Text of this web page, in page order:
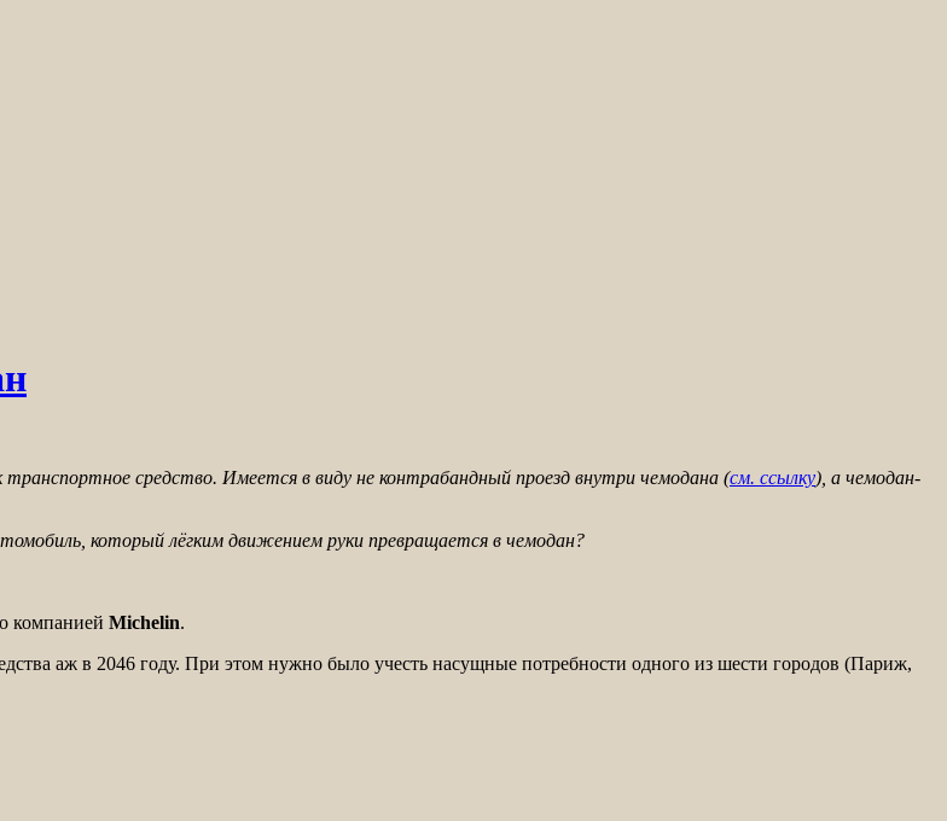
средство. Имеется в виду не контрабандный проезд внутри чемодана (см. ссылку), а чемодан-
который лёгким движением руки превращается в чемодан?
компанией Michelin.
аж в 2046 году. При этом нужно было учесть насущные потребности одного из шести городов (Париж,